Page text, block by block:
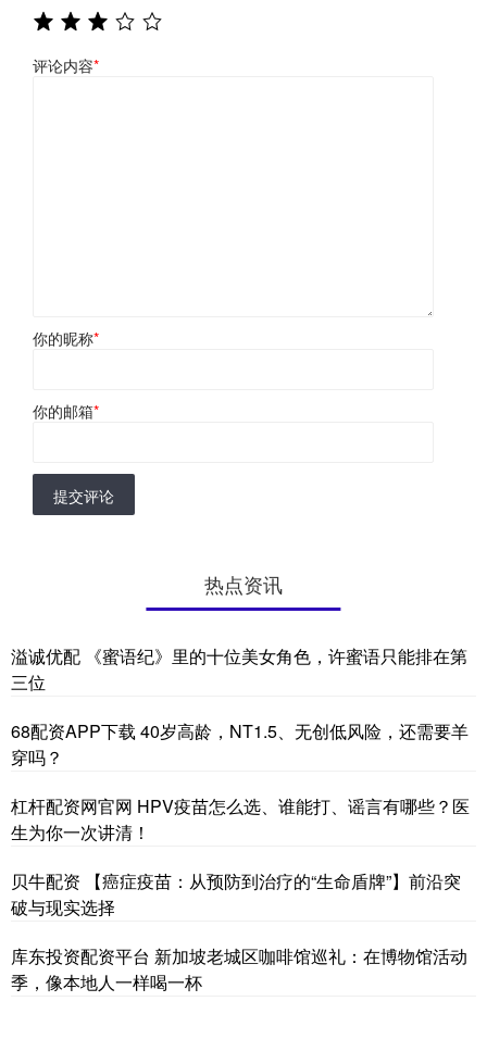
评论内容*
你的昵称*
你的邮箱*
提交评论
热点资讯
溢诚优配 《蜜语纪》里的十位美女角色，许蜜语只能排在第
三位
68配资APP下载 40岁高龄，NT1.5、无创低风险，还需要羊
穿吗？
杠杆配资网官网 HPV疫苗怎么选、谁能打、谣言有哪些？医
生为你一次讲清！
贝牛配资 【癌症疫苗：从预防到治疗的“生命盾牌”】前沿突
破与现实选择
库东投资配资平台 新加坡老城区咖啡馆巡礼：在博物馆活动
季，像本地人一样喝一杯